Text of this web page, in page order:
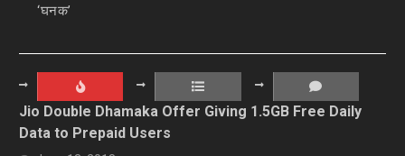
‘घनक’
Jio Double Dhamaka Offer Giving 1.5GB Free Daily
Data to Prepaid Users